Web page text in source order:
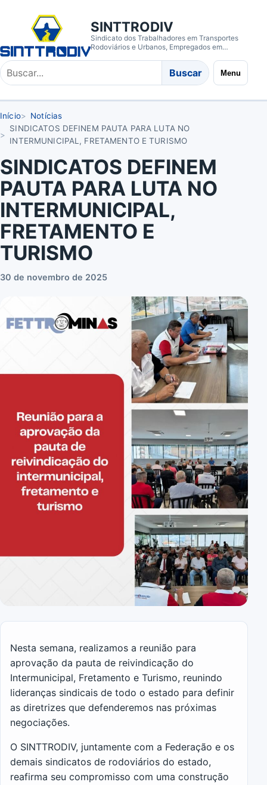
SINTTRODIV
Sindicato dos Trabalhadores em Transportes
Rodoviários e Urbanos, Empregados em
de Passageiros de Divinópolis/MG
Buscar
no
site
Buscar Menu
Início
Notícias
SINDICATOS DEFINEM PAUTA PARA LUTA NO
INTERMUNICIPAL, FRETAMENTO E TURISMO
SINDICATOS DEFINEM
PAUTA PARA LUTA NO
INTERMUNICIPAL,
FRETAMENTO E
TURISMO
30 de novembro de 2025
Nesta semana, realizamos a reunião para
aprovação da pauta de reivindicação do
Intermunicipal, Fretamento e Turismo, reunindo
lideranças sindicais de todo o estado para definir
as diretrizes que defenderemos nas próximas
negociações.
O SINTTRODIV, juntamente com a Federação e os
demais sindicatos de rodoviários do estado,
reafirma seu compromisso com uma construção